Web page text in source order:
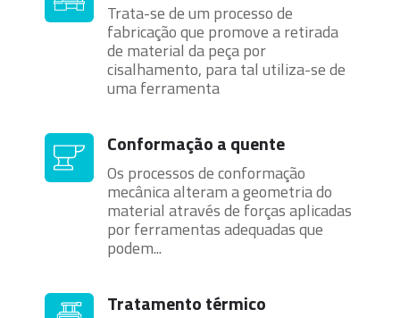
Trata-se de um processo de
fabricação que promove a retirada
de material da peça por
cisalhamento, para tal utiliza-se de
uma ferramenta
Conformação a quente
Os processos de conformação
mecânica alteram a geometria do
material através de forças aplicadas
por ferramentas adequadas que
podem...
Tratamento térmico